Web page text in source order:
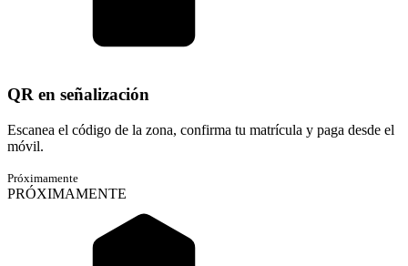
QR en señalización
Escanea el código de la zona, confirma tu matrícula y paga desde el
móvil.
Próximamente
PRÓXIMAMENTE